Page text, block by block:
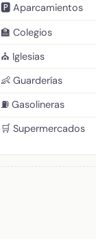
🅿️ Aparcamientos
🏫 Colegios
⛪ Iglesias
👶 Guarderías
⛽ Gasolineras
🛒 Supermercados